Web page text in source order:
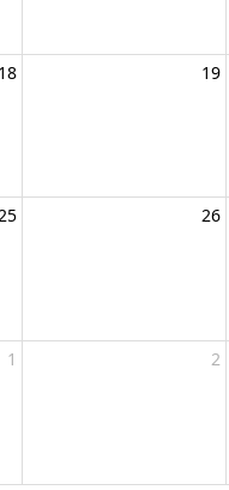
18 19
26
1 2